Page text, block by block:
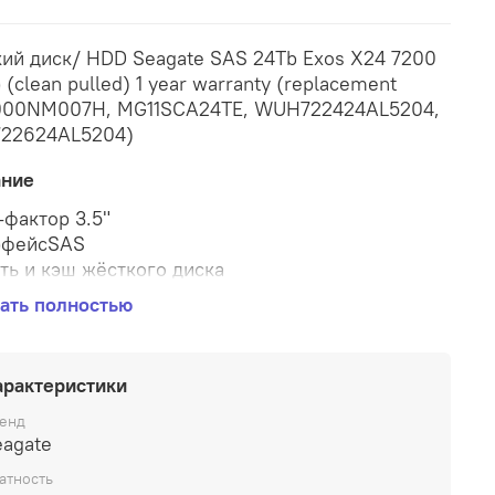
диск/ HDD Seagate SAS 24Tb Exos X24 7200
(clean pulled) 1 year warranty (replacement
MG11SCA24TE, WUH722424AL5204,
3.5"
и кэш жёсткого диска
накопителя 24576 Гбайт
Мбайт
мин
Сервер
полностью